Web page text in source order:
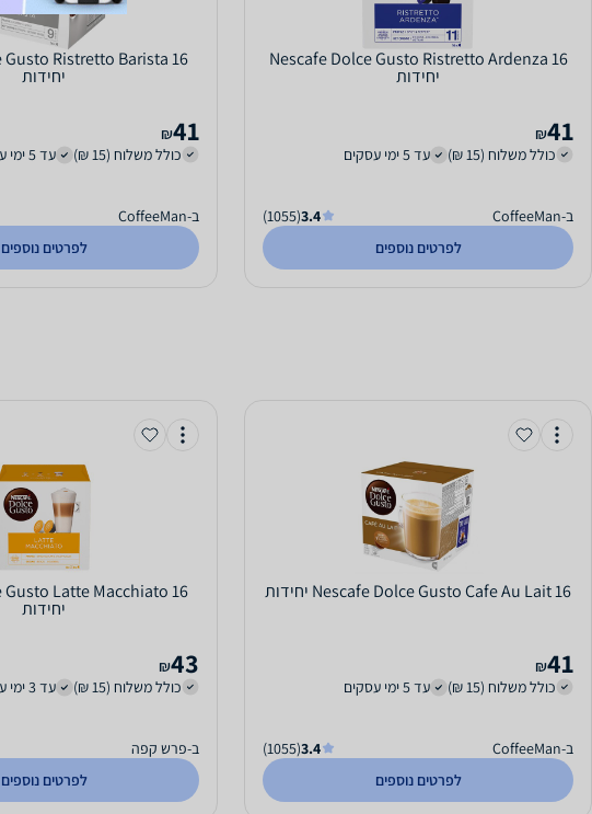
Nescafe Dolce Gusto Ristretto Ardenza 16
יחידות
41
₪
כולל משלוח (15 ₪)
עד 5 ימי עסקים
ב-CoffeeMan 3.4
(1055)
לפרטים נוספים
Gusto Ristretto Barista 16
יחידות
41
₪
כולל משלוח (15 ₪)
עד 5 ימי עסקים
ב-CoffeeMan
לפרטים נוספים
Nescafe Dolce Gusto Cafe Au Lait 16 יחידות
41
₪
כולל משלוח (15 ₪)
עד 5 ימי עסקים
ב-CoffeeMan 3.4
(1055)
לפרטים נוספים
Gusto Latte Macchiato 16
יחידות
43
₪
כולל משלוח (15 ₪)
עד 3 ימי עסקים
ב-פרש קפה
לפרטים נוספים